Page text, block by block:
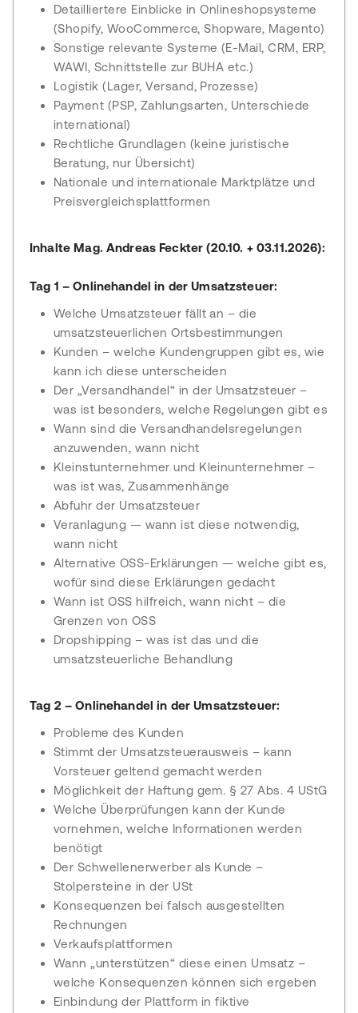
Detailliertere Einblicke in Onlineshopsysteme
(Shopify, WooCommerce, Shopware, Magento)
Sonstige relevante Systeme (E-Mail, CRM, ERP,
WAWI, Schnittstelle zur BUHA etc.)
Logistik (Lager, Versand, Prozesse)
Payment (PSP, Zahlungsarten, Unterschiede
international)
Rechtliche Grundlagen (keine juristische
Beratung, nur Übersicht)
Nationale und internationale Marktplätze und
Preisvergleichsplattformen
Inhalte Mag. Andreas Feckter (20.10. + 03.11.2026):
Tag 1 – Onlinehandel in der Umsatzsteuer:
Welche Umsatzsteuer fällt an – die
umsatzsteuerlichen Ortsbestimmungen
Kunden – welche Kundengruppen gibt es, wie
kann ich diese unterscheiden
Der „Versandhandel“ in der Umsatzsteuer –
was ist besonders, welche Regelungen gibt es
Wann sind die Versandhandelsregelungen
anzuwenden, wann nicht
Kleinstunternehmer und Kleinunternehmer –
was ist was, Zusammenhänge
Abfuhr der Umsatzsteuer
Veranlagung — wann ist diese notwendig,
wann nicht
Alternative OSS-Erklärungen — welche gibt es,
wofür sind diese Erklärungen gedacht
Wann ist OSS hilfreich, wann nicht – die
Grenzen von OSS
Dropshipping – was ist das und die
umsatzsteuerliche Behandlung
Tag 2 – Onlinehandel in der Umsatzsteuer:
Probleme des Kunden
Stimmt der Umsatzsteuerausweis – kann
Vorsteuer geltend gemacht werden
Möglichkeit der Haftung gem. § 27 Abs. 4 UStG
Welche Überprüfungen kann der Kunde
vornehmen, welche Informationen werden
benötigt
Der Schwellenerwerber als Kunde –
Stolpersteine in der USt
Konsequenzen bei falsch ausgestellten
Rechnungen
Verkaufsplattformen
Wann „unterstützen“ diese einen Umsatz –
welche Konsequenzen können sich ergeben
Einbindung der Plattform in fiktive